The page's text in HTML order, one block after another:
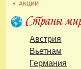
АКЦИИ
Австрия
Вьетнам
Германия